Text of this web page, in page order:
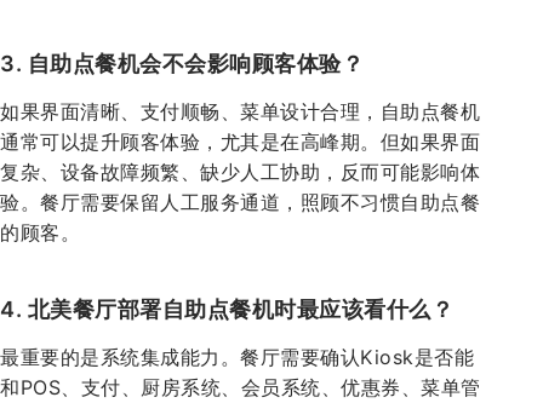
3. 自助点餐机会不会影响顾客体验？
如果界面清晰、支付顺畅、菜单设计合理，自助点餐机
通常可以提升顾客体验，尤其是在高峰期。但如果界面
复杂、设备故障频繁、缺少人工协助，反而可能影响体
验。餐厅需要保留人工服务通道，照顾不习惯自助点餐
的顾客。
4. 北美餐厅部署自助点餐机时最应该看什么？
最重要的是系统集成能力。餐厅需要确认Kiosk是否能
和POS、支付、厨房系统、会员系统、优惠券、菜单管